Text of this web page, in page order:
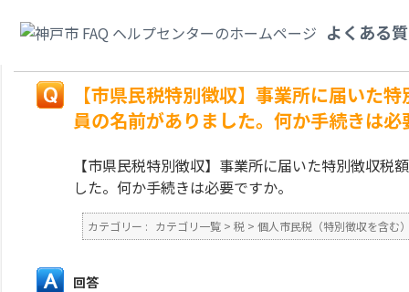
よくある
ている従業員の名前がありました。何か手続きは必要ですか。
【市県民税特別徴収】事業所に届いた
員の名前がありました。何か手続きは必
【市県民税特別徴収】事業所に届いた特別徴収
した。何か手続きは必要ですか。
カテゴリー : カテゴリ一覧 > 税 > 個人市民税（特別徴収を含む
回答